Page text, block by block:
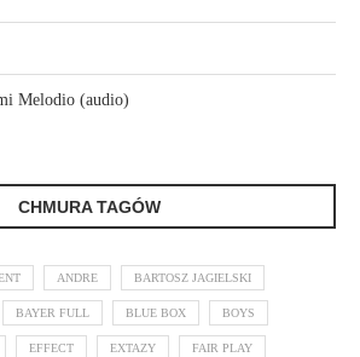
Melodio (audio)
CHMURA TAGÓW
ANDRE BARTOSZ JAGIELSKI
BAYER FULL BLUE BOX BOYS
EFFECT EXTAZY FAIR PLAY